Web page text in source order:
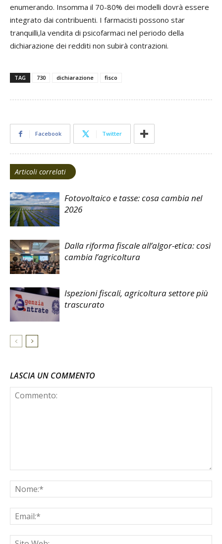
enumerando. Insomma il 70-80% dei modelli dovrà essere
integrato dai contribuenti. I farmacisti possono star
tranquilli,la vendita di psicofarmaci nel periodo della
dichiarazione dei redditi non subirà contrazioni.
TAG 730 dichiarazione fisco
Facebook Twitter
Articoli correlati
Fotovoltaico e tasse: cosa cambia nel
2026
Dalla riforma fiscale all’algor-etica: così
cambia l’agricoltura
Ispezioni fiscali, agricoltura settore più
trascurato
LASCIA UN COMMENTO